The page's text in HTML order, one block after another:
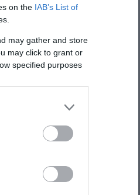
on the IAB’s List of
may gather and store
may click to grant or
specified purposes